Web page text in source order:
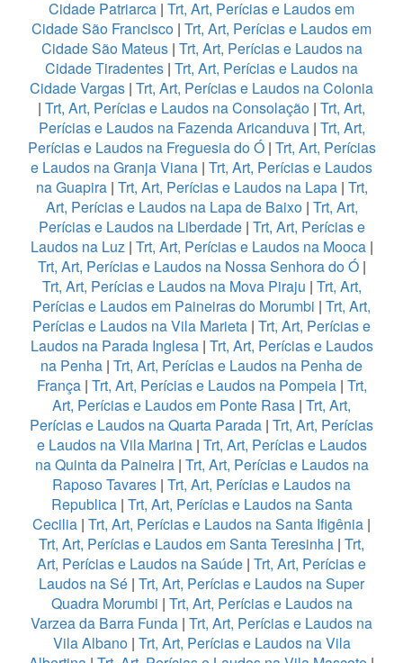
Cidade Patriarca | Trt, Art, Perícias e Laudos em
Cidade São Francisco | Trt, Art, Perícias e Laudos em
Cidade São Mateus| Trt, Art, Perícias e Laudos na
Cidade Tiradentes | Trt, Art, Perícias e Laudos na
Cidade Vargas | Trt, Art, Perícias e Laudos na Colonia
| Trt, Art, Perícias e Laudos na Consolação | Trt, Art,
Perícias e Laudos na Fazenda Aricanduva| Trt, Art,
Perícias e Laudos na Freguesia do Ó| Trt, Art, Perícias
e Laudos na Granja Viana | Trt, Art, Perícias e Laudos
na Guapira| Trt, Art, Perícias e Laudos na Lapa| Trt,
Art, Perícias e Laudos na Lapa de Baixo | Trt, Art,
Perícias e Laudos na Liberdade | Trt, Art, Perícias e
Laudos na Luz| Trt, Art, Perícias e Laudos na Mooca|
Trt, Art, Perícias e Laudos na Nossa Senhora do Ó|
Trt, Art, Perícias e Laudos na Mova Piraju | Trt, Art,
Perícias e Laudos em Paineiras do Morumbi | Trt, Art,
Perícias e Laudos na Vila Marieta | Trt, Art, Perícias e
Laudos na Parada Inglesa | Trt, Art, Perícias e Laudos
na Penha | Trt, Art, Perícias e Laudos na Penha de
França | Trt, Art, Perícias e Laudos na Pompeia| Trt,
Art, Perícias e Laudos em Ponte Rasa | Trt, Art,
Perícias e Laudos na Quarta Parada | Trt, Art, Perícias
e Laudos na Vila Marina| Trt, Art, Perícias e Laudos
na Quinta da Paineira| Trt, Art, Perícias e Laudos na
Raposo Tavares | Trt, Art, Perícias e Laudos na
Republica| Trt, Art, Perícias e Laudos na Santa
Cecilia | Trt, Art, Perícias e Laudos na Santa Ifigênia |
Trt, Art, Perícias e Laudos em Santa Teresinha | Trt,
Art, Perícias e Laudos na Saúde | Trt, Art, Perícias e
Laudos na Sé | Trt, Art, Perícias e Laudos na Super
Quadra Morumbi | Trt, Art, Perícias e Laudos na
Varzea da Barra Funda | Trt, Art, Perícias e Laudos na
Vila Albano| Trt, Art, Perícias e Laudos na Vila